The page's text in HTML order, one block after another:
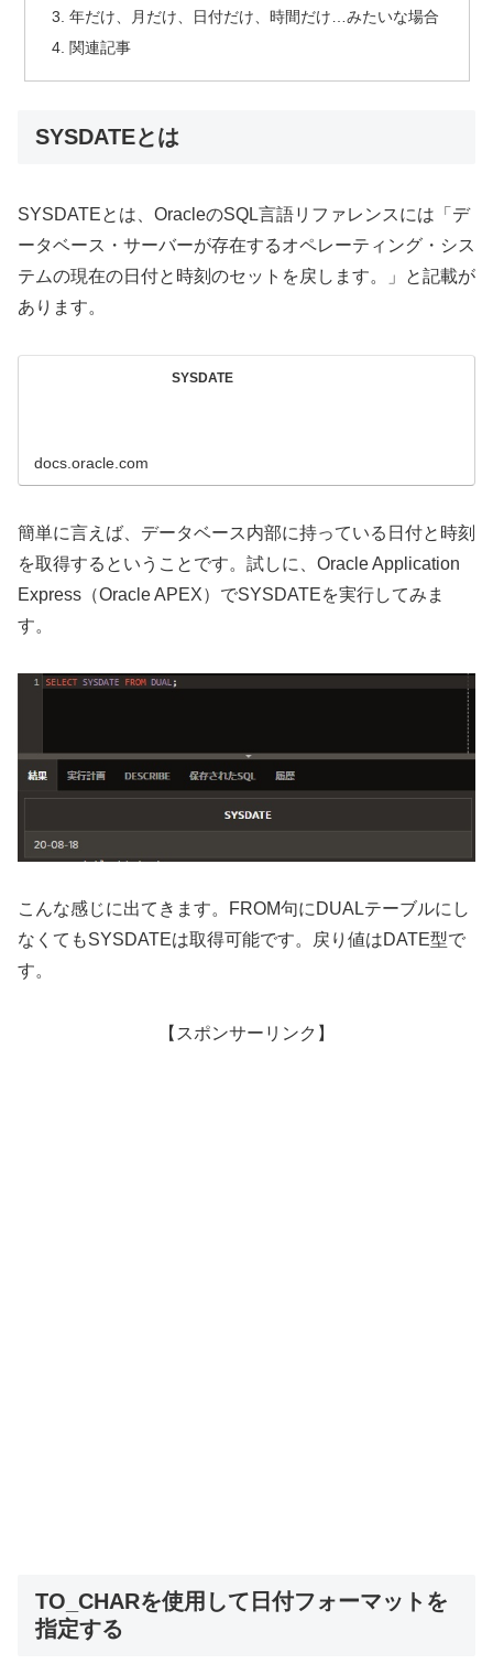
年だけ、月だけ、日付だけ、時間だけ…みたいな場合
関連記事
SYSDATEとは
SYSDATEとは、OracleのSQL言語リファレンスには「デ
ータベース・サーバーが存在するオペレーティング・シス
テムの現在の日付と時刻のセットを戻します。」と記載が
あります。
SYSDATE
docs.oracle.com
簡単に言えば、データベース内部に持っている日付と時刻
を取得するということです。試しに、Oracle Application
Express（Oracle APEX）でSYSDATEを実行してみま
す。
こんな感じに出てきます。FROM句にDUALテーブルにし
なくてもSYSDATEは取得可能です。戻り値はDATE型で
す。
【スポンサーリンク】
TO_CHARを使用して日付フォーマットを
指定する